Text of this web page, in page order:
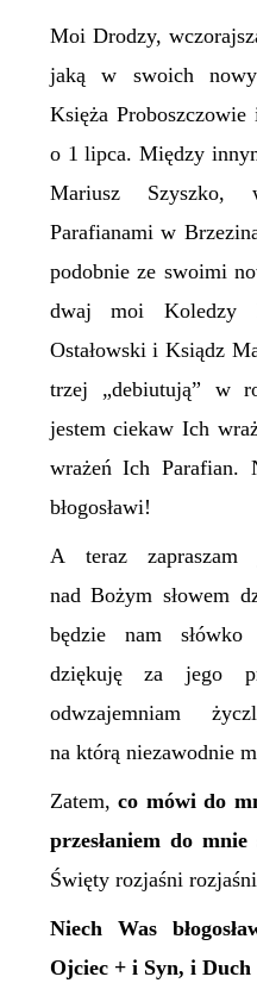
Moi Drodzy,
jaką w swoich
Księża
o 1 lipca. Między
Mariusz
Parafianami w
podobnie ze swoimi
dwaj moi Koledzy
Ostałowski i Ksiądz
trzej „debiutują” w
jestem ciekaw Ich
wrażeń Ich Parafian.
błogosławi!
A teraz
nad Bożym słowem
będzie nam słówko
dziękuję za jego
odwzajemniam
na którą niezawodnie
Zatem,co mówi do
przesłaniem do mnie
Święty rozjaśni
Niech Was
Ojciec + i Syn, i Duch